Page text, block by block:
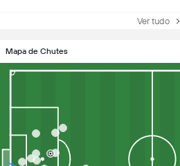
Ver tudo
Mapa de Chutes